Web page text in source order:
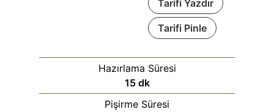
Tarifi Yazdır
Tarifi Pinle
Hazırlama Süresi
15 dk
Pişirme Süresi